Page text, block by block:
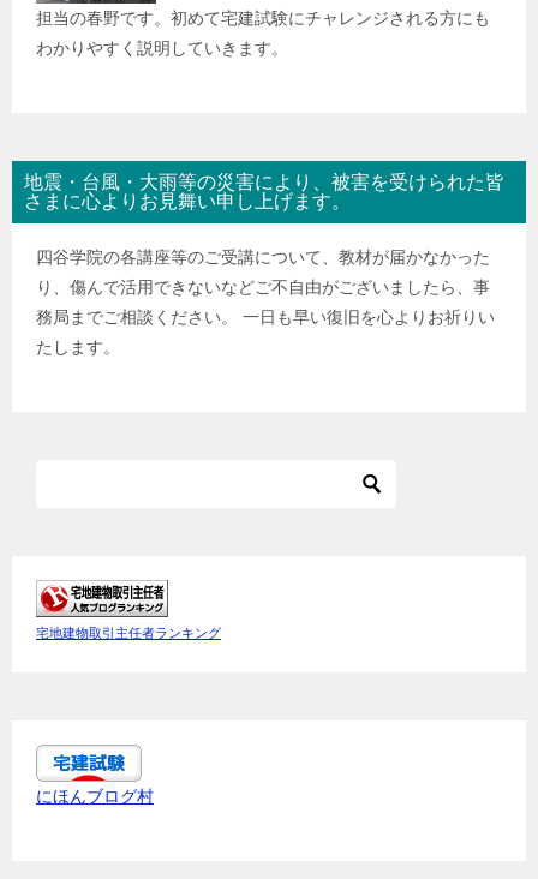
担当の春野です。初めて宅建試験にチャレンジされる方にも
わかりやすく説明していきます。
地震・台風・大雨等の災害により、被害を受けられた皆
さまに心よりお見舞い申し上げます。
四谷学院の各講座等のご受講について、教材が届かなかった
り、傷んで活用できないなどご不自由がございましたら、事
務局までご相談ください。 一日も早い復旧を心よりお祈りい
たします。
宅地建物取引主任者ランキング
にほんブログ村